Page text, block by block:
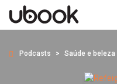
Podcasts Saúde e beleza